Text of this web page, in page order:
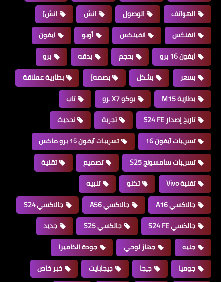
الهواتف
الوصول انش
انش]
انفنكس
انفينكس أوبو
ايفون
ايفون 16 برو
بحجم بدقه
برو
بسعر
بشكل بصمه]
بطارية عملاقة
بطارية M15
بوكو X7 برو
تاب
تاريخ إصدار S24 FE
تجربة
تحديث
تسريبات آيفون 16
تسريبات آيفون 16 برو ماكس
تسريبات سامسونج S25
تصميم
تقنية
تقنية Vivo
تكنو
تنبيه
جالاكسي A16
جالاكسي A56
جالاكسي S24
جالكسي S24 FE
جالكسي S25
جديد
جنيه
جهاز لوحي
جودة الكاميرا
جوميا
جيجا جيجابايت
خبر خاص